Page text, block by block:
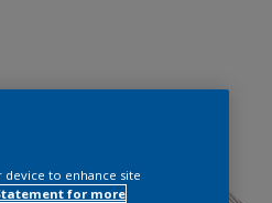
device to enhance site
for more